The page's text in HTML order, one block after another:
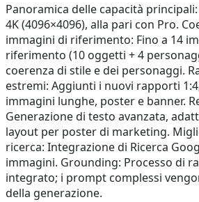
Panoramica delle capacità
4K (4096×4096), alla pari con Pro.
immagini di riferimento: Fino a 14
riferimento (10 oggetti + 4
coerenza di stile e dei personaggi.
estremi: Aggiunti i nuovi rapporti
immagini lunghe, poster e banner.
Generazione di testo avanzata,
layout per poster di marketing.
ricerca: Integrazione di Ricerca
immagini. Grounding: Processo di
integrato; i prompt complessi
della generazione.